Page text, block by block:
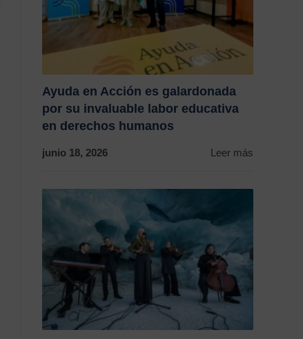
Ayuda en Acción es galardonada
por su invaluable labor educativa
en derechos humanos
junio 18, 2026 Leer más